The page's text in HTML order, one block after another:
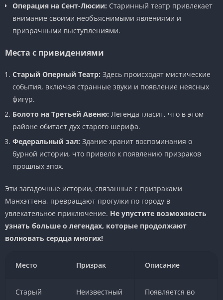
Операция на Сент-Люсии: Старинный театр привлекает
внимание своими необъяснимыми явлениями и
призрачными выступлениями.
Места с привидениями
Старый Оперный Театр: Здесь происходят мистические
события, включая странные звуки и появление неясных
фигур.
Болото на Третьей Авеню: Легенда гласит, что в этом
районе обитает дух старого шерифа.
Федеральный зал: Здание хранит воспоминания о
бурной истории, что привело к появлению призраков
прошлых эпох.
Эти загадочные истории, связанные с призраками
Манхэттена, превращают прогулки по городу в
увлекательное приключение. Не упустите возможность
узнать больше о легендах, которые продолжают
волновать сердца многих!
Место Призрак Описание
Старый
Неизвестный
Появляется во